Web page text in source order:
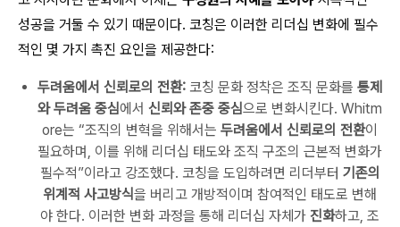
성공을 거둘 수 있기 때문이다. 코칭은 이러한 리더십 변화에 필수
적인 몇 가지 촉진 요인을 제공한다:
두려움에서 신뢰로의 전환: 코칭 문화 정착은 조직 문화를 통제
와 두려움 중심에서 신뢰와 존중 중심으로 변화시킨다. Whitm
ore는 “조직의 변혁을 위해서는 두려움에서 신뢰로의 전환이
필요하며, 이를 위해 리더십 태도와 조직 구조의 근본적 변화가
필수적”이라고 강조했다. 코칭을 도입하려면 리더부터 기존의
위계적 사고방식을 버리고 개방적이며 참여적인 태도로 변해
야 한다. 이러한 변화 과정을 통해 리더십 자체가 진화하고, 조